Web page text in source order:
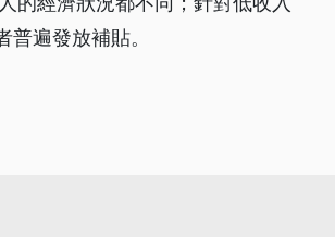
遍發放補貼。